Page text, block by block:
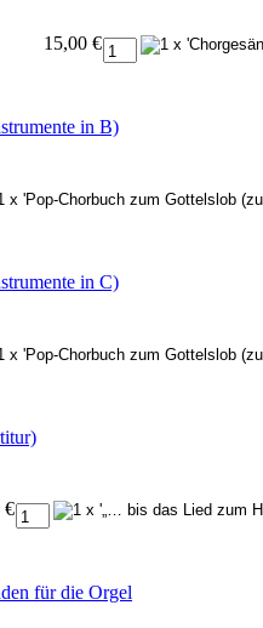
15,00 €
in B)
in C)
€
für die Orgel